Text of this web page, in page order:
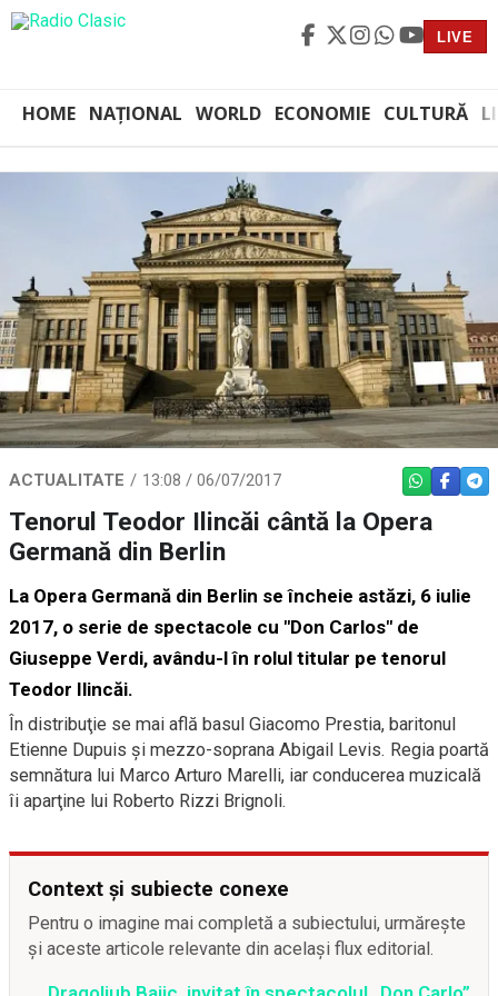
LIVE
HOME NAȚIONAL WORLD ECONOMIE CULTURĂ
ACTUALITATE 13:08 / 06/07/2017 WHATSAPP
Tenorul Teodor Ilincăi cântă la Opera
Germană din Berlin
La Opera Germană din Berlin se încheie astăzi, 6 iulie
2017, o serie de spectacole cu "Don Carlos" de
Giuseppe Verdi, avându-l în rolul titular pe tenorul
Teodor Ilincăi.
În distribuţie se mai află basul Giacomo Prestia, baritonul
Etienne Dupuis şi mezzo-soprana Abigail Levis. Regia poartă
semnătura lui Marco Arturo Marelli, iar conducerea muzicală
îi aparţine lui Roberto Rizzi Brignoli.
Context și subiecte conexe
Pentru o imagine mai completă a subiectului, urmărește
și aceste articole relevante din același flux editorial.